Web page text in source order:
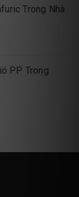
Trong Nhà
PP Trong